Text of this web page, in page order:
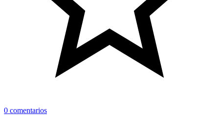
0 comentarios